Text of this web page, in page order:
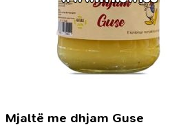
Mjaltë me dhjam Guse